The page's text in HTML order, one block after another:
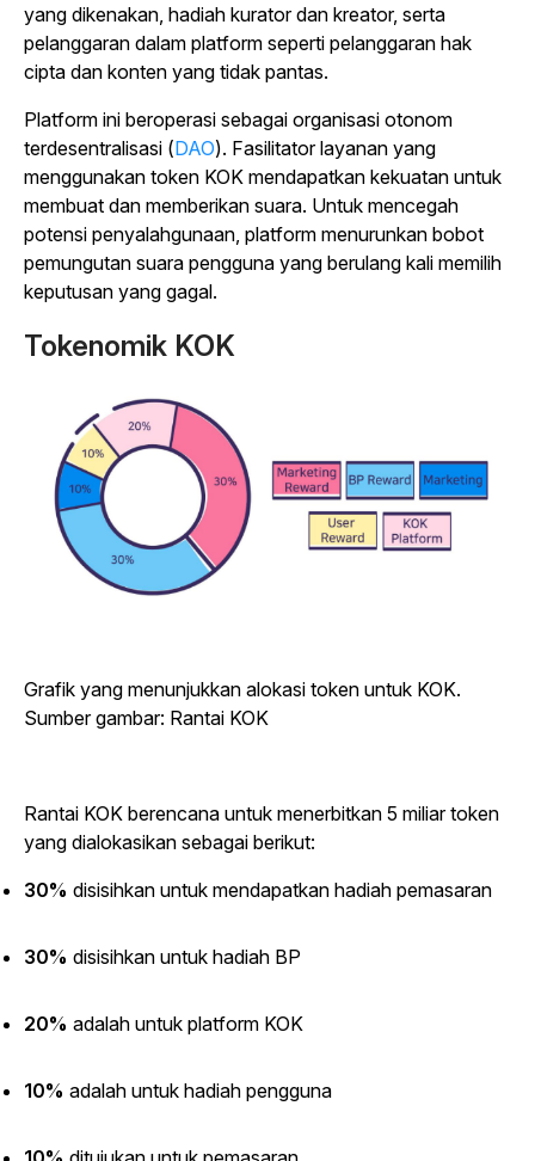
yang dikenakan, hadiah kurator dan kreator, serta
pelanggaran dalam platform seperti pelanggaran hak
cipta dan konten yang tidak pantas.
Platform ini beroperasi sebagai organisasi otonom
terdesentralisasi (DAO). Fasilitator layanan yang
menggunakan token KOK mendapatkan kekuatan untuk
membuat dan memberikan suara. Untuk mencegah
potensi penyalahgunaan, platform menurunkan bobot
pemungutan suara pengguna yang berulang kali memilih
keputusan yang gagal.
Tokenomik KOK
Grafik yang menunjukkan alokasi token untuk KOK.
Sumber gambar: Rantai KOK
Rantai KOK berencana untuk menerbitkan 5 miliar token
yang dialokasikan sebagai berikut:
30% disisihkan untuk mendapatkan hadiah pemasaran
30% disisihkan untuk hadiah BP
20% adalah untuk platform KOK
10% adalah untuk hadiah pengguna